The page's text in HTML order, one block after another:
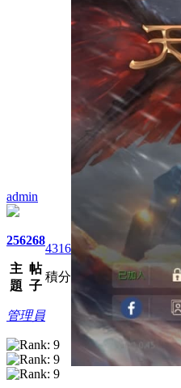
admin
256
主
題
268
帖
子
4316
積分
管理員